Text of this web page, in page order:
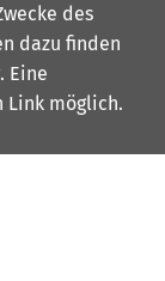
des
dazu finden
. Eine
Link möglich.